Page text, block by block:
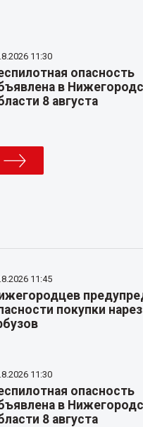
11:30
опасность
в
8 августа
11:45
покупки
11:30
опасность
в
8 августа